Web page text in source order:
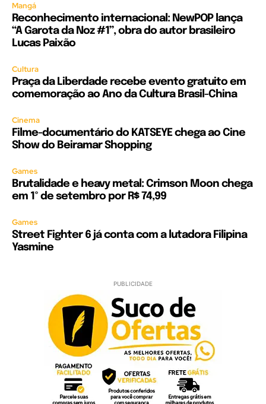
Mangá
Reconhecimento internacional: NewPOP lança
“A Garota da Noz #1”, obra do autor brasileiro
Lucas Paixão
Cultura
Praça da Liberdade recebe evento gratuito em
comemoração ao Ano da Cultura Brasil-China
Cinema
Filme-documentário do KATSEYE chega ao Cine
Show do Beiramar Shopping
Games
Brutalidade e heavy metal: Crimson Moon chega
em 1º de setembro por R$ 74,99
Games
Street Fighter 6 já conta com a lutadora Filipina
Yasmine
PUBLICIDADE